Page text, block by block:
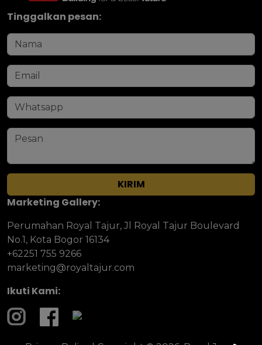
Tinggalkan pesan:
KIRIM
Marketing Gallery:
Perumahan Royal Tajur, Jl Royal Tajur Boulevard
No.1, Kota Bogor 16134
+62251 755 9266
marketing@royaltajur.com
Ikuti Kami: